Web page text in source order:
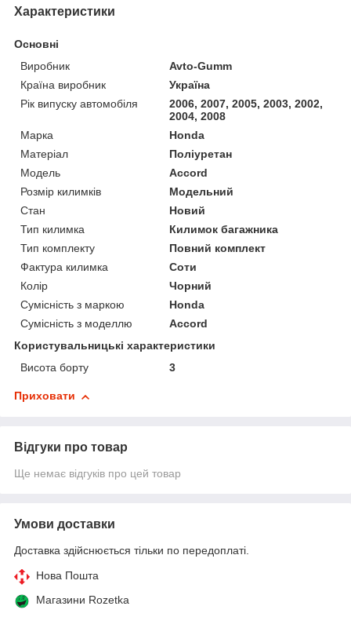
Характеристики
Основні
Виробник
Avto-Gumm
Країна виробник
Україна
Рік випуску автомобіля
2006, 2007, 2005, 2003, 2002,
2004, 2008
Марка
Honda
Матеріал
Поліуретан
Модель
Accord
Розмір килимків
Модельний
Стан
Новий
Тип килимка
Килимок багажника
Тип комплекту
Повний комплект
Фактура килимка
Соти
Колір
Чорний
Сумісність з маркою
Honda
Сумісність з моделлю
Accord
Користувальницькі характеристики
Висота борту
3
Приховати
Відгуки про товар
Ще немає відгуків про цей товар
Умови доставки
Доставка здійснюється тільки по передоплаті.
Нова Пошта
Магазини Rozetka